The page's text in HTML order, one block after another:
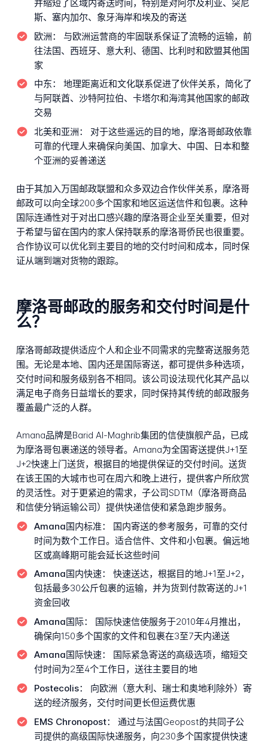
并缩短了区域内寄送时间，特别是对阿尔及利亚、突尼
斯、塞内加尔、象牙海岸和埃及的寄送
欧洲：
与欧洲运营商的牢固联系保证了流畅的运输，前
往法国、西班牙、意大利、德国、比利时和欧盟其他国
家
中东：
地理距离近和文化联系促进了伙伴关系，简化了
与阿联酋、沙特阿拉伯、卡塔尔和海湾其他国家的邮政
交易
北美和亚洲：
对于这些遥远的目的地，摩洛哥邮政依靠
可靠的代理人来确保向美国、加拿大、中国、日本和整
个亚洲的妥善递送
由于其加入万国邮政联盟和众多双边合作伙伴关系，摩洛哥
邮政可以向全球200多个国家和地区运送信件和包裹。这种
国际连通性对于对出口感兴趣的摩洛哥企业至关重要，但对
于希望与留在国内的家人保持联系的摩洛哥侨民也很重要。
合作协议可以优化到主要目的地的交付时间和成本，同时保
证从端到端对货物的跟踪。
摩洛哥邮政的服务和交付时间是什
么？
摩洛哥邮政提供适应个人和企业不同需求的完整寄送服务范
围。无论是本地、国内还是国际寄送，都可提供多种选项，
交付时间和服务级别各不相同。该公司设法现代化其产品以
满足电子商务日益增长的要求，同时保持其传统的邮政服务
覆盖最广泛的人群。
Amana品牌是Barid Al-Maghrib集团的信使旗舰产品，已成
为摩洛哥包裹递送的领导者。Amana为全国寄送提供J+1至
J+2快速上门送货，根据目的地提供保证的交付时间。送货
在该王国的大城市也可在周六和晚上进行，提供客户所欣赏
的灵活性。对于更紧迫的需求，子公司SDTM（摩洛哥商品
和信使分销运输公司）提供快递信使和紧急跑步服务。
Amana国内标准：
国内寄送的参考服务，可靠的交付
时间为数个工作日。适合信件、文件和小包裹。偏远地
区或高峰期可能会延长这些时间
Amana国内快速：
快速送达，根据目的地J+1至J+2，
包括最多30公斤包裹的运输，并为货到付款寄送的J+1
资金回收
Amana国际：
国际快速信使服务于2010年4月推出，
确保向150多个国家的文件和包裹在3至7天内递送
Amana国际快速：
国际紧急寄送的高级选项，缩短交
付时间为2至4个工作日，送往主要目的地
Postecolis：
向欧洲（意大利、瑞士和奥地利除外）寄
送的经济服务，交付时间更长但运费优惠
EMS Chronopost：
通过与法国Geopost的共同子公
司提供的高级国际快递服务，向230多个国家提供快速